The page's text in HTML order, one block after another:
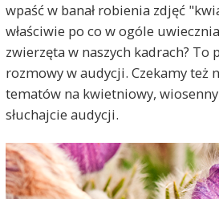
wpaść w banał robienia zdjęć
właściwie po co w ogóle
zwierzęta w naszych kadrach? To
rozmowy w audycji. Czekamy też
tematów na kwietniowy,
słuchajcie audycji.